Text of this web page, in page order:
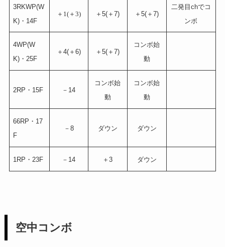
3RKWP(W
K)・14F
＋ 1(＋ 3) ＋5(＋7) ＋5(＋7)
二発目chでコ
ンボ
4WP(W
K)・25F
＋4(＋6) ＋5(＋7)
コンボ始
動
2RP・15F －14
コンボ始
動
コンボ始
動
66RP・17
F
－8 ダウン ダウン
1RP・23F －14 ＋3 ダウン
空中コンボ